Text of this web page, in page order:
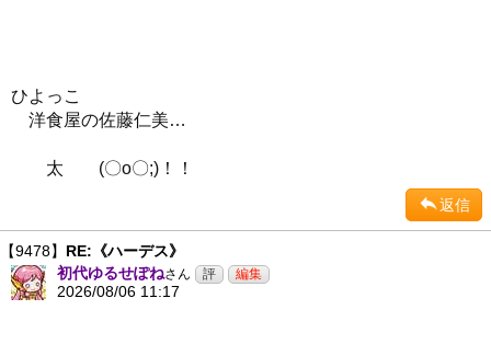
ひよっこ
洋食屋の佐藤仁美…
太 (〇o〇;)！！
返信
【9478】 RE:《ハーデス》
初代ゆるせぽねさん
2026/08/06 11:17